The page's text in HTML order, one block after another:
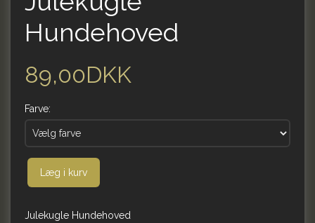
Hundehoved
89,00DKK
Farve:
Læg i kurv
Julekugle Hundehoved